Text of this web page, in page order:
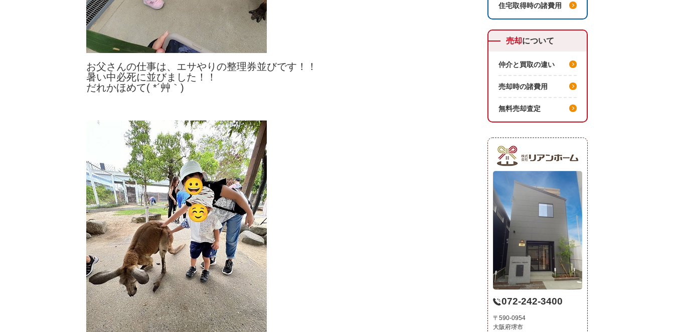
お父さんの仕事は、エサやりの整理券並びです！！
暑い中必死に並びました！！
だれかほめて( *´艸｀)
住宅取得時の諸費用
売却について
仲介と買取の違い
売却時の諸費用
無料売却査定
072-242-3400
〒590-0954
大阪府堺市